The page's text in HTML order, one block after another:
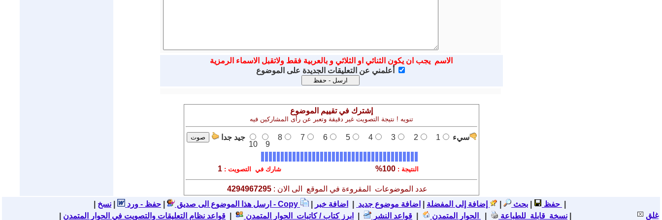
الاسم يجب ان يكون الثنائي او الثلاثي و بالعربية فقط ولاتقبل الاسماء الرمزية
أعلمني عن التعليقات الجديدة على الموضوع
إشترك في تقييم الموضوع
تنويه ! نتيجة التصويت غير دقيقة وتعبر عن رأى المشاركين فيه
سيء 1
2
3
4
5
6
7
8
9
10
جيد جدا
النتيجة : 100% شارك في التصويت :1
عدد الموضوعات المقروءة في الموقع الى الان : 4294967295
ارسل هذا الموضوع الى صديق حفظ - ورد نسخ - Copy حفظ بحث إضافة إلى المفضلة اضافة موضوع جديد
نسخة قابلة للطباعة الحوار المتمدن قواعد النشر ابرز كتاب / كاتبات الحوار المتمدن قواعد نظام التعليقات والتصويت في الحوار المتمدن غلق